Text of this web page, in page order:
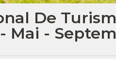
De
-